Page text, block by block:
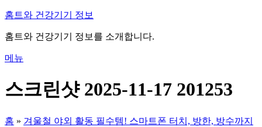
내
으
바
가
홈트와 건강기기 정보
홈트와 건강기기 정보를 소개합니다.
메뉴
스크린샷 2025-11-17 201253
홈 » 겨울철 야외 활동 필수템! 스마트폰 터치, 방한, 방수까지